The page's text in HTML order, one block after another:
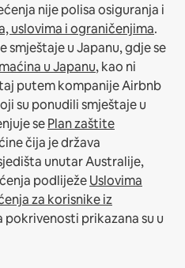
nije polisa osiguranja i
uslovima i ograničenjima.
smještaje u Japanu, gdje se
u Japanu, kao ni
putem kompanije Airbnb
su ponudili smještaje u
sePlan zaštite
čija je država
unutar Australije,
podliježeUslovima
za korisnike iz
pokrivenosti prikazana su u